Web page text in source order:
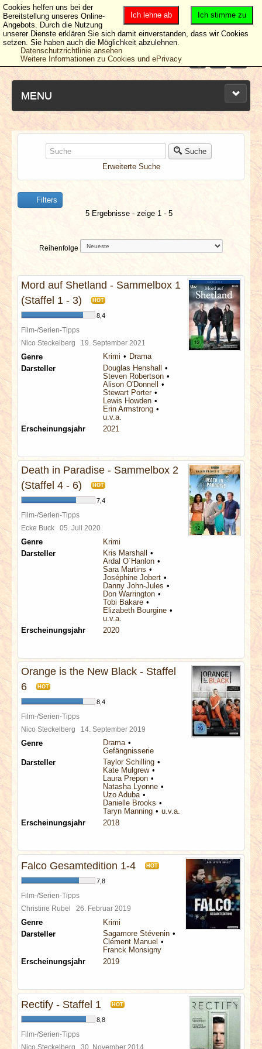
MENU
NEUESTE ARTIKEL
NEWS & DATES
BERICHTE
VERLOSUNGEN
SPECIALS
REDAKTION
LINKS
Suche
Erweiterte Suche
Filters
5 Ergebnisse - zeige 1 - 5
Reihenfolge
Mord auf Shetland - Sammelbox 1
(Staffel 1 - 3)
HOT
8,4
Film-/Serien-Tipps
Nico Steckelberg 19. September 2021
Genre Krimi
Drama
Darsteller
Douglas Henshall
Steven Robertson
Alison O'Donnell
Stewart Porter
Lewis Howden
Erin Armstrong
u.v.a.
Erscheinungsjahr
2021
Death in Paradise - Sammelbox 2
(Staffel 4 - 6)
HOT
7,4
Film-/Serien-Tipps
Ecke Buck 05. Juli 2020
Genre
Krimi
Darsteller
Kris Marshall
Ardal O´Hanlon
Sara Martins
Joséphine Jobert
Danny John-Jules
Don Warrington
Tobi Bakare
Elizabeth Bourgine
u.v.a.
Erscheinungsjahr
2020
Orange is the New Black - Staffel
6
HOT
8,4
Film-/Serien-Tipps
Nico Steckelberg 14. September 2019
Genre
Drama
Gefängnisserie
Darsteller
Taylor Schilling
Kate Mulgrew
Laura Prepon
Natasha Lyonne
Uzo Aduba
Danielle Brooks
Taryn Manning
u.v.a.
Erscheinungsjahr
2018
Falco Gesamtedition 1-4 HOT
7,8
Film-/Serien-Tipps
Christine Rubel 26. Februar 2019
Genre
Krimi
Darsteller
Sagamore Stévenin
Clément Manuel
Franck Monsigny
Erscheinungsjahr
2019
Rectify - Staffel 1 HOT
8,8
Film-/Serien-Tipps
Nico Steckelberg 30. November 2014
Ich stimme zu
Ich lehne ab
Cookies helfen uns bei der
Bereitstellung unseres Online-
Angebots. Durch die Nutzung
unserer Dienste erklären Sie sich damit einverstanden, dass wir Cookies
setzen. Sie haben auch die Möglichkeit abzulehnen.
Datenschutzrichtlinie ansehen
Weitere Informationen zu Cookies und ePrivacy